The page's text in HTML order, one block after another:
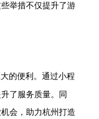
举措不仅提升了游
的便利。通过小程
了服务质量。同
会，助力杭州打造